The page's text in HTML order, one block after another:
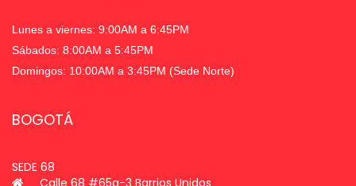
Lunes a viernes: 9:00AM a 6:45PM
Sábados: 8:00AM a 5:45PM
Domingos: 10:00AM a 3:45PM (Sede Norte)
BOGOTÁ
SEDE 68
Calle 68 #65a-3 Barrios Unidos